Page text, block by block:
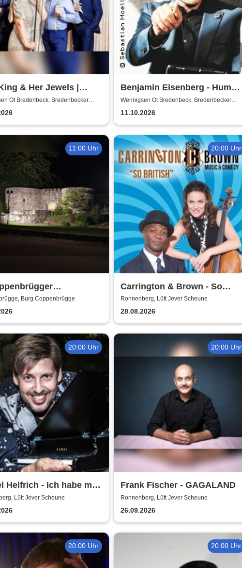
& Her Jewels |
Boogie-Woogie, Rock
Soul
Ot Bredenbeck, Bredenbecker
Benjamin Eisenberg - Humor-
Offensive
Wennigsen Ot Bredenbeck, Bredenbecker
11.10.2026
11:00 Uhr
- Das Mittelalter
Burg Coppenbrügge
20:00 Uhr
Carrington & Brown - So
Beritsh
Ronnenberg, Lütt Jever Scheune
28.08.2026
20:00 Uhr
Helfrich - Ich habe mir
noch gefehlt
Lütt Jever Scheune
20:00 Uhr
Frank Fischer - GAGALAND
Ronnenberg, Lütt Jever Scheune
26.09.2026
20:00 Uhr 20:00 Uhr